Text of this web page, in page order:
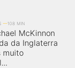
108 MIN
McKinnon
da Inglaterra
muito